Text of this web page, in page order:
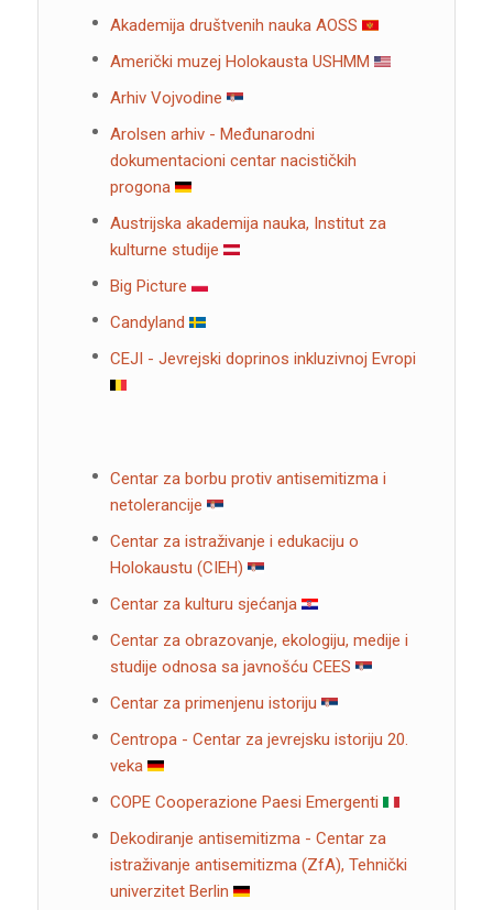
Akademija društvenih nauka AOSS
Američki muzej Holokausta USHMM
Arhiv Vojvodine
Arolsen arhiv - Međunarodni
dokumentacioni centar nacističkih
progona
Austrijska akademija nauka, Institut za
kulturne studije
Big Picture
Candyland
CEJI - Jevrejski doprinos inkluzivnoj Evropi
Centar za borbu protiv antisemitizma i
netolerancije
Centar za istraživanje i edukaciju o
Holokaustu (CIEH)
Centar za kulturu sjećanja
Centar za obrazovanje, ekologiju, medije i
studije odnosa sa javnošću CEES
Centar za primenjenu istoriju
Centropa - Centar za jevrejsku istoriju 20.
veka
COPE Cooperazione Paesi Emergenti
Dekodiranje antisemitizma - Centar za
istraživanje antisemitizma (ZfA), Tehnički
univerzitet Berlin